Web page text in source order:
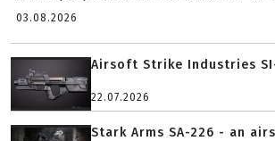
03.08.2026
Airsoft Strike Industries
22.07.2026
Stark Arms SA-226 - an